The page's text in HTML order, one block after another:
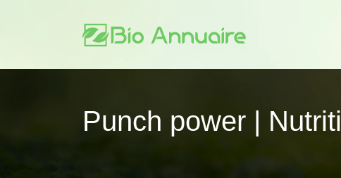
Punch power |